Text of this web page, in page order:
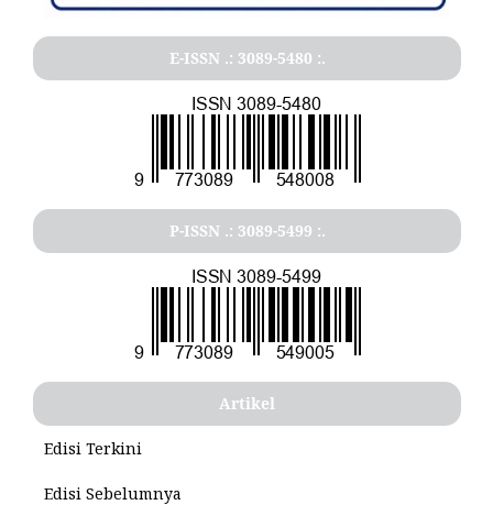
E-ISSN .: 3089-5480 :.
P-ISSN .: 3089-5499 :.
Artikel
Edisi Terkini
Edisi Sebelumnya